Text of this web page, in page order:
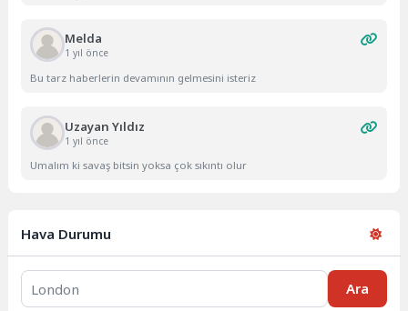
Melda
1 yıl önce
Bu tarz haberlerin devamının gelmesini isteriz
Uzayan Yıldız
1 yıl önce
Umalım ki savaş bitsin yoksa çok sıkıntı olur
Hava Durumu
Ara